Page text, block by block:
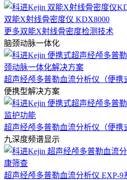
双能X射线骨密度仪 KDX8000
更多双能X射线骨密度检测技术
脑颈动脉一体化
超声经颅多普勒血流分析仪（便携
便携型解决方案
超声经颅多普勒血流分析仪（便携
九深度频谱显示
超声经颅多普勒血流分析仪 EXP-9